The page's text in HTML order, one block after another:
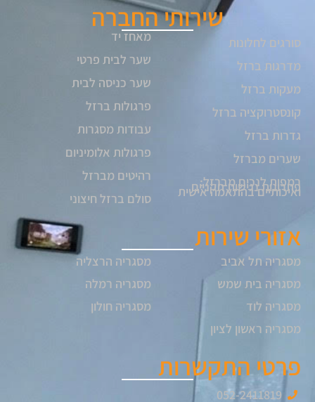
שירותי החברה
סורגים לחלונות
מדרגות ברזל
מעקות ברזל
קונסטרוקציה ברזל
גדרות ברזל
שערים מברזל
רמפות לנכים מברזל:
פתרונות נגישות תקניים
ואיכותיים בהתאמה אישית
מאחז יד
שער לבית פרטי
שער כניסה לבית
פרגולות ברזל
עבודות מסגרות
פרגולות אלומיניום
רהיטים מברזל
סולם ברזל חיצוני
אזורי שירות
מסגריה תל אביב
מסגריה בית שמש
מסגריה לוד
מסגריה ראשון לציון
מסגריה הרצליה
מסגריה רמלה
מסגריה חולון
פרטי התקשרות
052-2411819